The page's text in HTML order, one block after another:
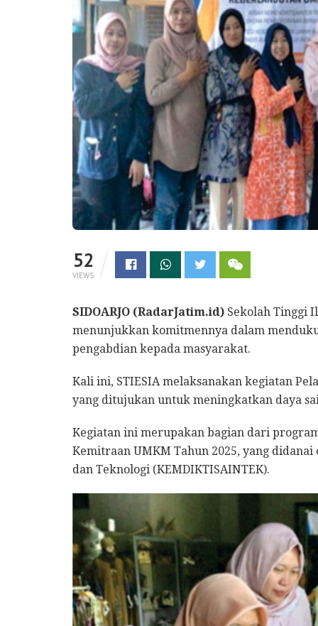
52
VIEWS
SIDOARJO (RadarJatim.id) Sekolah Tinggi
menunjukkan komitmennya dalam
pengabdian kepada masyarakat.
Kali ini, STIESIA melaksanakan kegiatan
yang ditujukan untuk meningkatkan daya
Kegiatan ini merupakan bagian dari
Kemitraan UMKM Tahun 2025, yang
dan Teknologi (KEMDIKTISAINTEK).